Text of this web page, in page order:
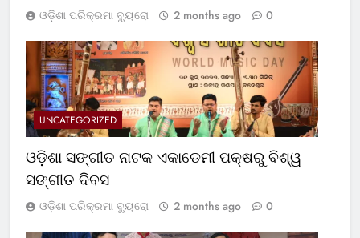
ଓଡ଼ିଶା ପରିକ୍ରମା ବ୍ୟୁରୋ 2 months ago 0
UNCATEGORIZED
ଓଡ଼ିଶା ସଙ୍ଗୀତ ନାଟକ ଏକାଡେମୀ ପକ୍ଷରୁ ବିଶ୍ୱ
ସଙ୍ଗୀତ ଦିବସ
ଓଡ଼ିଶା ପରିକ୍ରମା ବ୍ୟୁରୋ 2 months ago 0